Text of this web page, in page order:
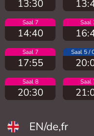
13:30
Saal 7
14:40
Saal
Saal 7
17:55
Saal 5 /
Saal 8
20:30
Saal
EN/de,fr